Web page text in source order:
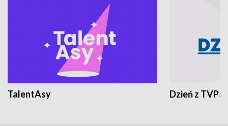
TalentAsy Dzień z TVP3